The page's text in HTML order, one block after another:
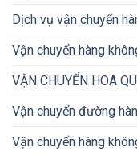
Dịch vụ vận chuyển
Vận chuyển hàng
VẬN CHUYỂN HOA
Vận chuyển đường
Vận chuyển hàng